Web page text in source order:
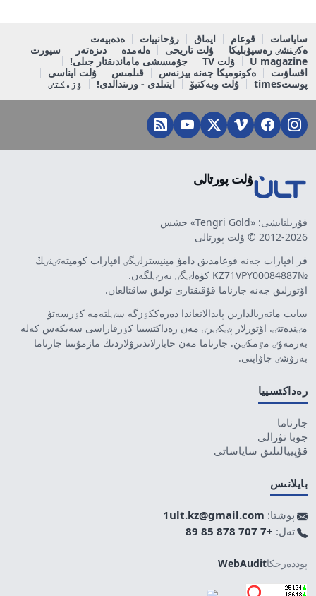
ساياسات قوعام ايماق رۋحانييات
ەدەبيەت
ەكٸنشٸ رەسپۋبليكا
ۇلت تاريحى ەلەمدە دىزەتەر
سپورت
U magazine
ۇلت TV
جۇمىسشى ماماندىقتار جىلى!
اقساۋىت
ەكونوميكا جەنە بيزنەس قىلمىس
ۇلت ايناسى
پوستtimes
ۇلت وبەكتيۆ ايتىلدى - ورىندالدى! ٶزەكتٸ
ۇلت پورتالى
قۇرىلتايشى: «Tengri Gold» جشس
2012-2026 © ۇلت پورتالى
قر اقپارات جەنە قوعامدىق دامۋ مينيسترلٸگٸ اقپارات كوميتەتٸنٸڭ
№KZ71VPY00084887 كۋەلٸگٸ بەرٸلگەن.
اۆتورلىق جەنە جارناما قۇقىقتارى تولىق ساقتالعان.
سايت ماتەريالدارىن پايدالانعاندا دەرەككٶزگە سٸلتەمە كٶرسەتۋ
مٸندەتتٸ. اۆتورلار پٸكٸرٸ مەن رەداكتسييا كٶزقاراسى سەيكەس كەلە
بەرمەۋٸ مٷمكٸن. جارناما مەن حابارلاندىرۋلاردىڭ مازمۇنىنا جارناما
بەرۋشٸ جاۋاپتى.
رەداكتسييا
جارناما
جوبا تۋرالى
قۇپييالىلىق ساياساتى
بايلانىس
پوشتا: 1ult.kz@gmail.com
تەل: +7 707 878 85 89
پوددەرجكاWebAudit